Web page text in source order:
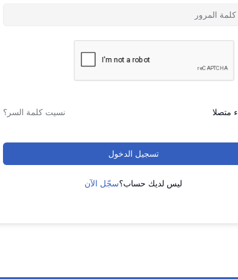
متصلا نسيت كلمة السر؟
تسجيل الدخول
ليس لديك حساب؟سجّل الآن